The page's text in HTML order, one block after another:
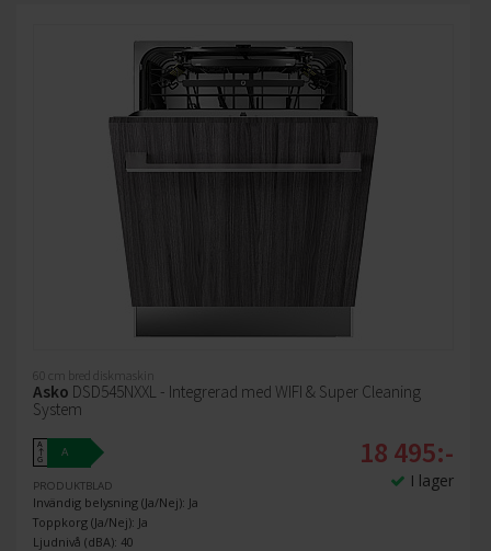
60 cm bred diskmaskin
Asko DSD545NXXL - Integrerad med WIFI & Super Cleaning
System
A
↑
G
A
PRODUKTBLAD
Invändig belysning (Ja/Nej): Ja
Toppkorg (Ja/Nej): Ja
Ljudnivå (dBA): 40
18 495:-
I lager